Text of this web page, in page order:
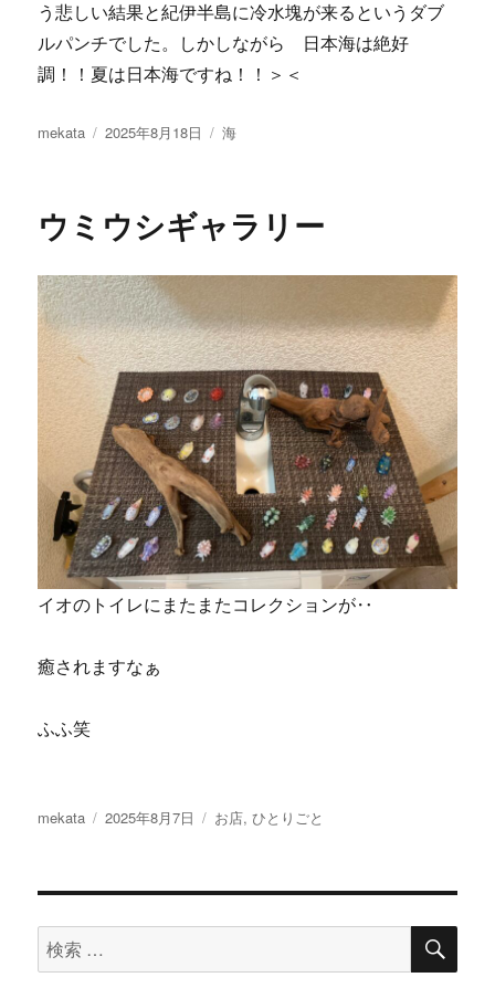
う悲しい結果と紀伊半島に冷水塊が来るというダブ
ルパンチでした。しかしながら 日本海は絶好
調！！夏は日本海ですね！！＞＜
投
mekata
投
2025年8月18日
カ
ー
海
ウミウシギャラリー
イオのトイレにまたまたコレクションが‥
癒されますなぁ
ふふ笑
投
mekata
投
2025年8月7日
カ
リ
お店,ひとりごと
検
索
検